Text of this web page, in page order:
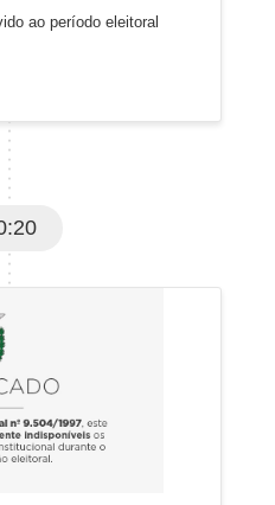
ao período eleitoral